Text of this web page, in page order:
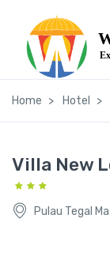
Home Hotel
Villa New
Pulau Tegal